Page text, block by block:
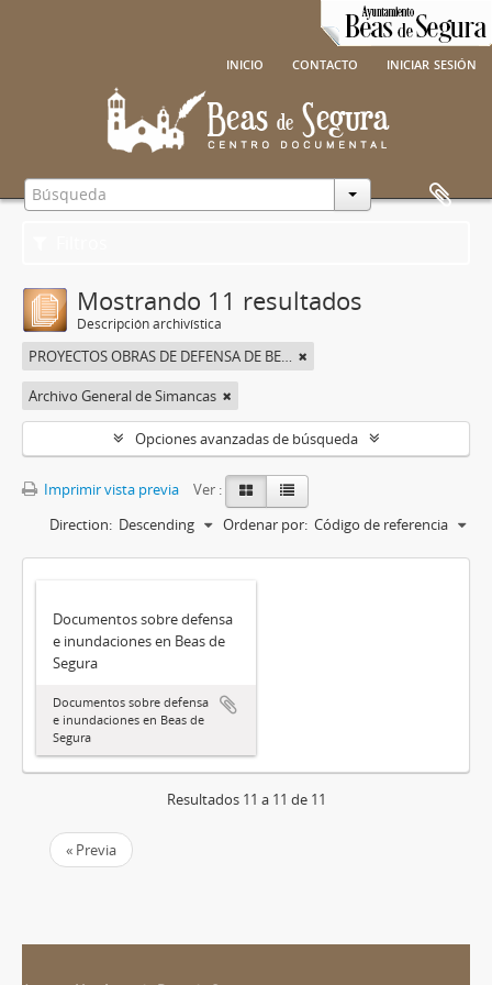
inicio contacto iniciar sesión
Mostrando 11 resultados
Descripción archivística
PROYECTOS OBRAS DE DEFENSA DE BEAS DE SEGURA
Archivo General de Simancas
Opciones avanzadas de búsqueda
Imprimir vista previa
Ver :
Ordenar por: Código de referencia
Direction: Descending
Documentos sobre defensa
e inundaciones en Beas de
Segura
Documentos sobre defensa
e inundaciones en Beas de
Segura
Resultados 11 a 11 de 11
« Previa